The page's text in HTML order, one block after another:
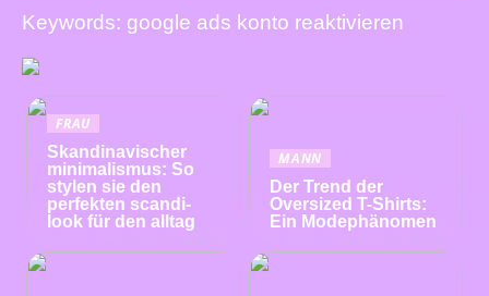
Keywords: google ads konto reaktivieren
FRAU
Skandinavischer
minimalismus: So
stylen sie den
perfekten scandi-
look für den alltag
MANN
Der Trend der
Oversized T-Shirts:
Ein Modephänomen